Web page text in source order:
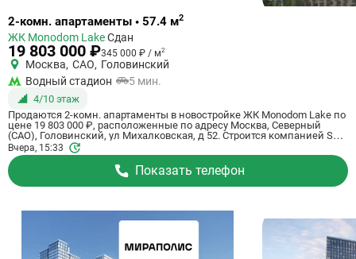
Ссылка
квартиру
2-комн. апартаменты • 57.4 м2
ЖК Monodom LakeСдан
19 803 000 ₽345 000 ₽ / м2
Москва, САО, Головинский
Водный стадион
5 мин.
4/10 этаж
Продаются 2-комн. апартаменты в новостройке ЖК Monodom Lake по
цене 19 803 000 ₽, расположенные по адресу Москва, Северный
(САО), Головинский, ул Михалковская, д 52. Строится компанией Sun
Development. Апартаменты сдаются в 1 квартале 2024 года в 5
минутах на машине от метро Водный стадион. Общая площадь
апартаментов - 57.4 кв. м. Этаж 4 из 10. ID апартаментов на
СтройкиРУ 735334, сообщите его когда будете звонить.
Вчера, 15:33
Показать телефон